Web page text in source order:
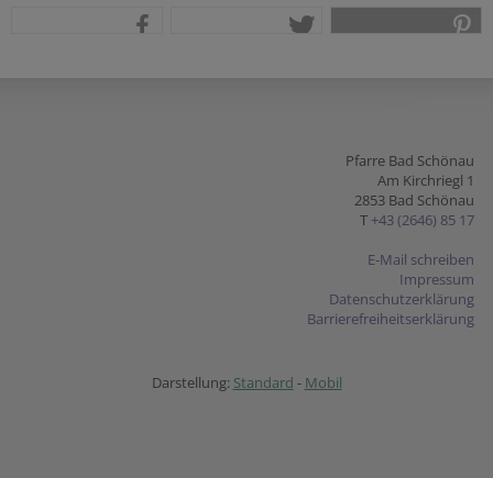
Pfarre Bad Schönau
Am Kirchriegl 1
2853 Bad Schönau
T +43 (2646) 85 17
E-Mail schreiben
Impressum
Datenschutzerklärung
Barrierefreiheitserklärung
Darstellung: Standard - Mobil